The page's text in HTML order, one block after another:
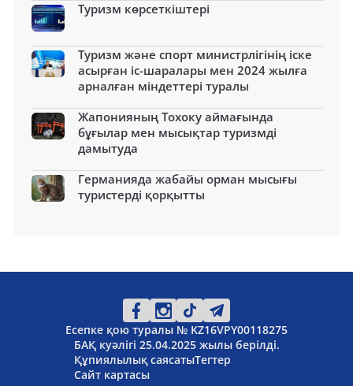
Туризм көрсеткіштері
Туризм және спорт министрлігінің іске
асырған іс-шаралары мен 2024 жылға
арналған міндеттері туралы
Жапонияның Тохоку аймағында
бұғылар мен мысықтар туризмді
дамытуда
Германияда жабайы орман мысығы
туристерді қорқытты
Есепке қою туралы № KZ16VPY00118275
БАҚ куәлігі 25.04.2025 жылы берілді.
Құпиялылық саясатыТегтер
Сайт картасы